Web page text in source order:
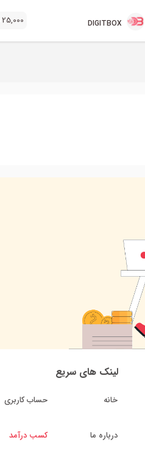
DIGITBOX
25,000
لینک های سریع
خانه
درباره ما
حساب کاربری
کسب درآمد